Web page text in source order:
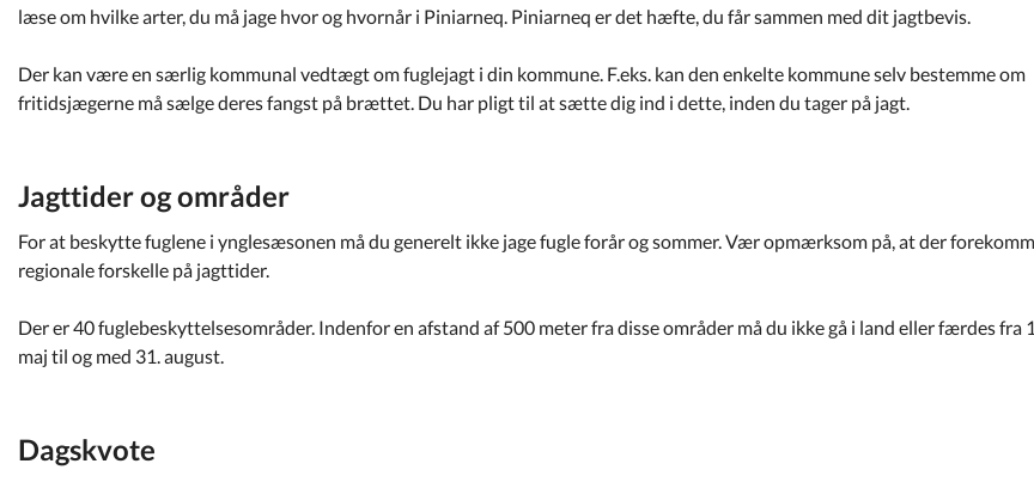
læse om hvilke arter, du må jage hvor og hvornår i Piniarneq. Piniarneq er det hæfte, du får sammen med dit jagtbevis.
Der kan være en særlig kommunal vedtægt om fuglejagt i din kommune. F.eks. kan den enkelte kommune selv bestemme om
fritidsjægerne må sælge deres fangst på brættet. Du har pligt til at sætte dig ind i dette, inden du tager på jagt.
Jagttider og områder
For at beskytte fuglene i ynglesæsonen må du generelt ikke jage fugle forår og sommer. Vær opmærksom på, at der
regionale forskelle på jagttider.
Der er 40 fuglebeskyttelsesområder. Indenfor en afstand af 500 meter fra disse områder må du ikke gå i land eller færdes fra
maj til og med 31. august.
Dagskvote